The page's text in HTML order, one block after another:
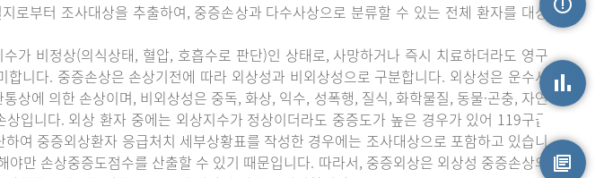
로부터 조사대상을 추출하여, 중증손상과 다수사상으로 분류할 수 있는 전체 환자를 대상
가 비정상(의식상태, 혈압, 호흡수로 판단)인 상태로, 사망하거나 즉시 치료하더라도 영구
니다. 중증손상은 손상기전에 따라 외상성과 비외상성으로 구분합니다. 외상성은 운수사
상에 의한 손상이며, 비외상성은 중독, 화상, 익수, 성폭행, 질식, 화학물질, 동물·곤충, 자연
입니다. 외상 환자 중에는 외상지수가 정상이더라도 중증도가 높은 경우가 있어 119구급
여 중증외상환자 응급처치 세부상황표를 작성한 경우에는 조사대상으로 포함하고 있습니
만 손상중증도점수를 산출할 수 있기 때문입니다. 따라서, 중증외상은 외상성 중증손상의
손상통계